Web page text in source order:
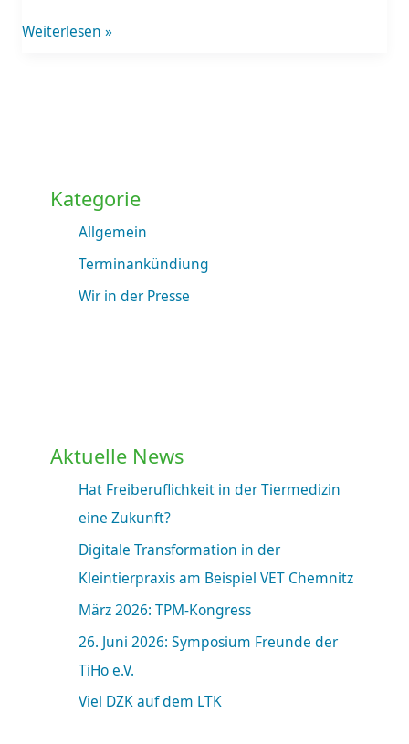
Weiterlesen »
Kategorie
Allgemein
Terminankündiung
Wir in der Presse
Aktuelle News
Hat Freiberuflichkeit in der Tiermedizin
eine Zukunft?
Digitale Transformation in der
Kleintierpraxis am Beispiel VET Chemnitz
März 2026: TPM-Kongress
26. Juni 2026: Symposium Freunde der
TiHo e.V.
Viel DZK auf dem LTK